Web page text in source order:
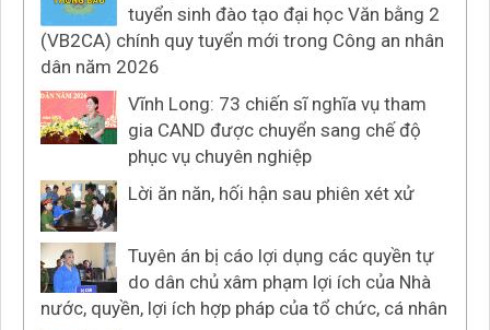
tuyển sinh đào tạo đại học Văn bằng 2
(VB2CA) chính quy tuyển mới trong Công an nhân
dân năm 2026
Vĩnh Long: 73 chiến sĩ nghĩa vụ tham
gia CAND được chuyển sang chế độ
phục vụ chuyên nghiệp
Lời ăn năn, hối hận sau phiên xét xử
Tuyên án bị cáo lợi dụng các quyền tự
do dân chủ xâm phạm lợi ích của Nhà
nước, quyền, lợi ích hợp pháp của tổ chức, cá nhân